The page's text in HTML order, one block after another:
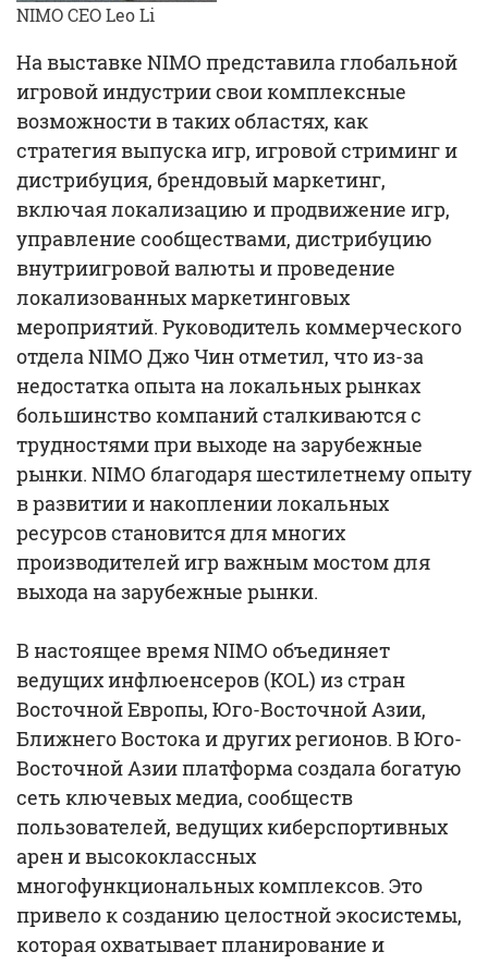
NIMO CEO Leo Li
На выставке NIMO представила глобальной
игровой индустрии свои комплексные
возможности в таких областях, как
стратегия выпуска игр, игровой стриминг и
дистрибуция, брендовый маркетинг,
включая локализацию и продвижение игр,
управление сообществами, дистрибуцию
внутриигровой валюты и проведение
локализованных маркетинговых
мероприятий. Руководитель коммерческого
отдела NIMO Джо Чин отметил, что из-за
недостатка опыта на локальных рынках
большинство компаний сталкиваются с
трудностями при выходе на зарубежные
рынки. NIMO благодаря шестилетнему опыту
в развитии и накоплении локальных
ресурсов становится для многих
производителей игр важным мостом для
выхода на зарубежные рынки.
В настоящее время NIMO объединяет
ведущих инфлюенсеров (KOL) из стран
Восточной Европы, Юго-Восточной Азии,
Ближнего Востока и других регионов. В Юго-
Восточной Азии платформа создала богатую
сеть ключевых медиа, сообществ
пользователей, ведущих киберспортивных
арен и высококлассных
многофункциональных комплексов. Это
привело к созданию целостной экосистемы,
которая охватывает планирование и